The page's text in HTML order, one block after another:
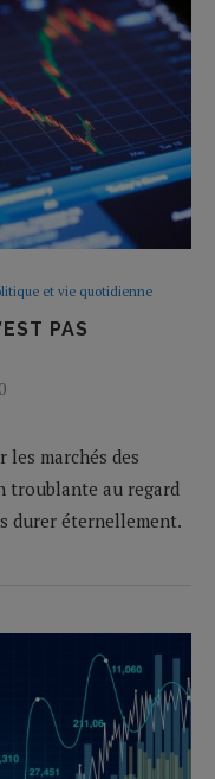
et vie quotidienne
PAS
les marchés des
troublante au regard
durer éternellement.